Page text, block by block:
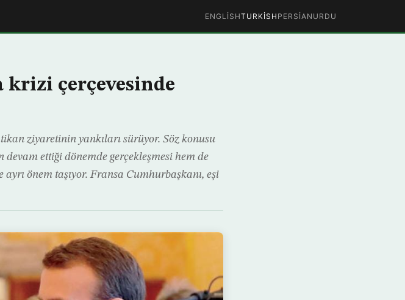
ENGLISHTURKISH PERSIAN URDU
krizi çerçevesinde
ziyaretinin yankıları sürüyor. Söz konusu
ettiği dönemde gerçekleşmesi hem de
ayrı önem taşıyor. Fransa Cumhurbaşkanı, eşi